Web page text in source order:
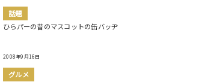
話題
ひらパーの昔のマスコットの缶バッヂ
2008年9月16日
グルメ